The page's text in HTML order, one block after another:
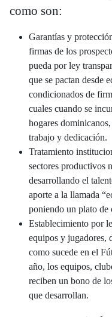
como son:
Garantías y
firmas de los
pueda por ley
que se pactan desde
condicionados de
cuales cuando se
hogares
trabajo y dedicación.
Tratamiento
sectores productivos
desarrollando el
aporte a la llamada
poniendo un plato de
Establecimiento por
equipos y jugadores,
como sucede en el
año, los equipos,
reciben un bono de
que desarrollan.